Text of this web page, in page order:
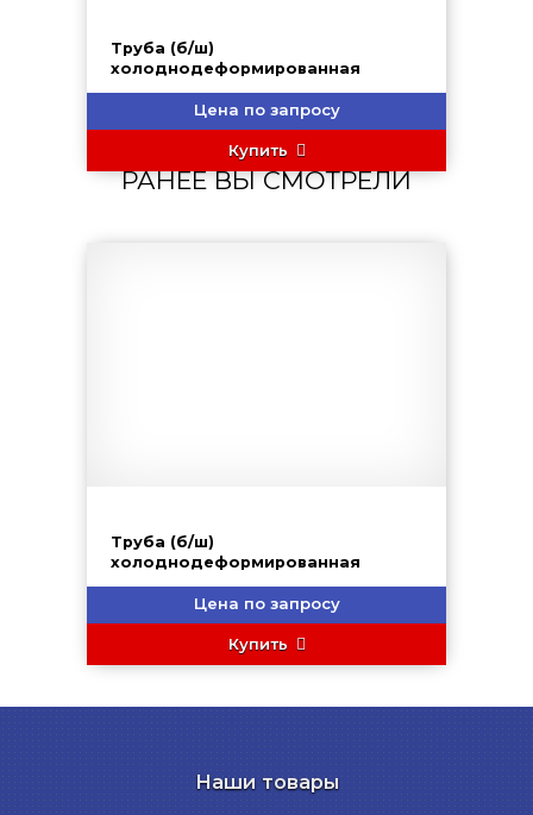
Труба (б/ш)
холоднодеформированная
Цена по запросу
Купить
РАНЕЕ ВЫ СМОТРЕЛИ
Труба (б/ш)
холоднодеформированная
Цена по запросу
Купить
Наши товары